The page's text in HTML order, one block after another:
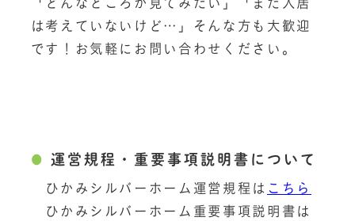
「どんなところか見てみたい」「まだ入居
は考えていないけど…」そんな方も大歓迎
です！お気軽にお問い合わせください。
運営規程・重要事項説明書について
ひかみシルバーホーム運営規程は こちら
ひかみシルバーホーム重要事項説明書は